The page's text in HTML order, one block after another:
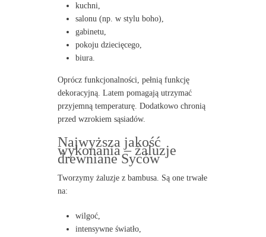
kuchni,
salonu (np. w stylu boho),
gabinetu,
pokoju dziecięcego,
biura.
Oprócz funkcjonalności, pełnią funkcję
dekoracyjną. Latem pomagają utrzymać
przyjemną temperaturę. Dodatkowo chronią
przed wzrokiem sąsiadów.
Najwyższa jakość
wykonania – żaluzje
drewniane Syców
Tworzymy żaluzje z bambusa. Są one trwałe
na:
wilgoć,
intensywne światło,